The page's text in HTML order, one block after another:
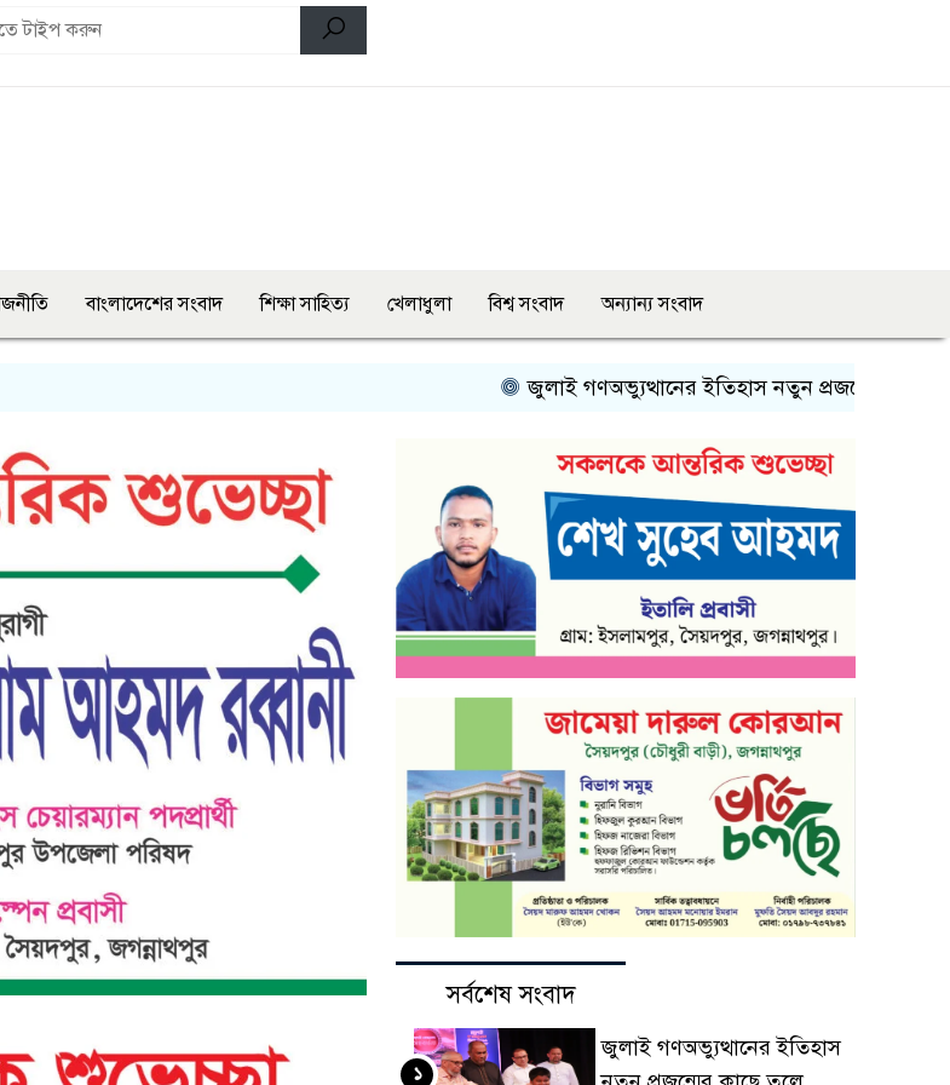
বাংলাদেশের সংবাদ শিক্ষা সাহিত্য খেলাধুলা বিশ্ব সংবাদ অন্যান্য সংবাদ
জুলাই গণঅভ্যুত্থানের ইতিহাস নতুন প্রজন্মের কাছে তুলে ধরতে
সর্বশেষ সংবাদ
জুলাই গণঅভ্যুত্থানের ইতিহাস
১